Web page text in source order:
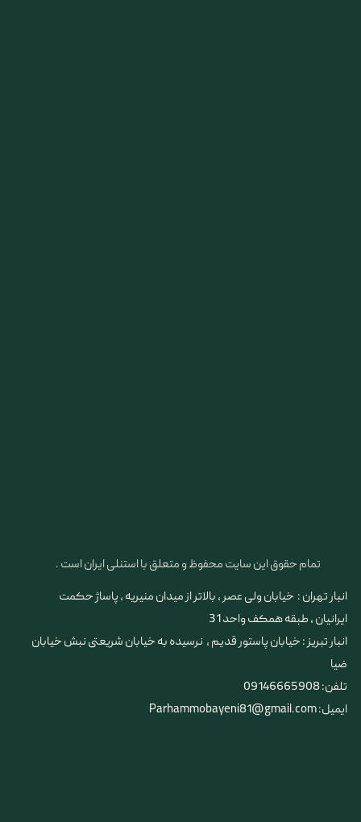
تمام حقوق این سایت محفوظ و متعلق با استنلی ایران است .
انبار تهران : خیابان ولی عصر ، بالاتر از میدان منیریه ، پاساژ حکمت
ایرانیان ، طبقه همکف واحد 31
​​​​​​​انبار تبریز : خیابان پاستور قدیم ، نرسیده به خیابان شریعتی نبش خیابان
ضیا
تلفن: 09146665908
ایمیل: Parhammobayeni81@gmail.com